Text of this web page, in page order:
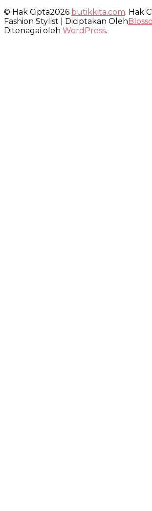
© Hak Cipta2026 butikkita.com. Hak
Fashion Stylist | Diciptakan Oleh
Ditenagai oleh WordPress.